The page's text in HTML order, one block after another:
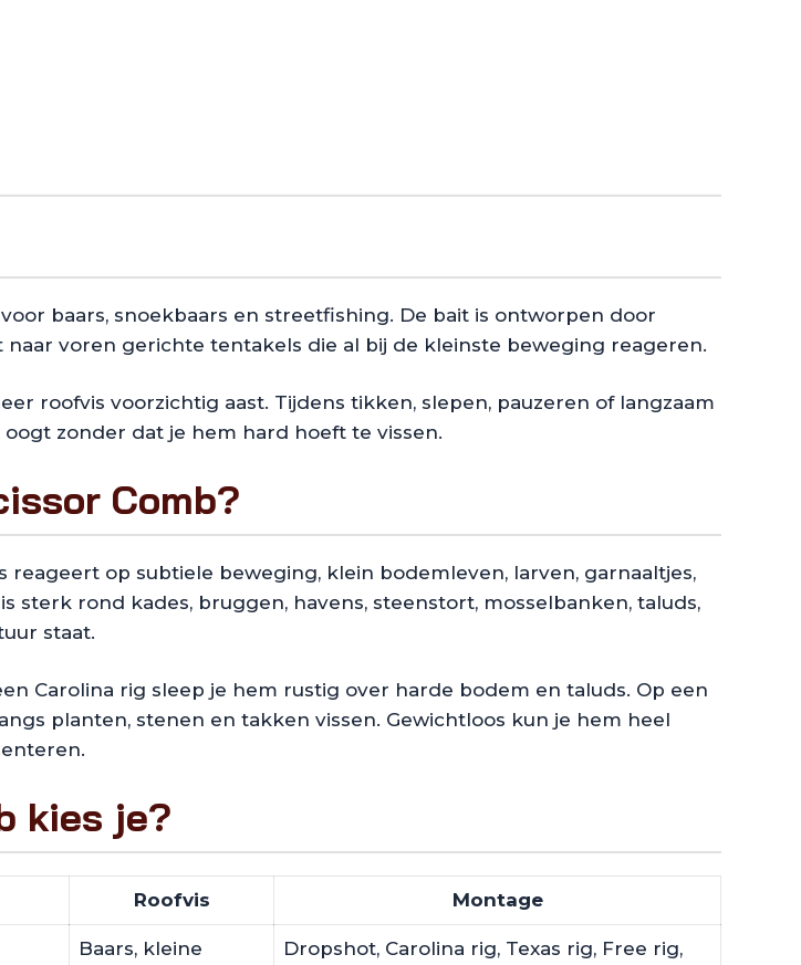
baars, snoekbaars en streetfishing. De bait is ontworpen door
voren gerichte tentakels die al bij de kleinste beweging reageren.
roofvis voorzichtig aast. Tijdens tikken, slepen, pauzeren of langzaam
zonder dat je hem hard hoeft te vissen.
Comb?
reageert op subtiele beweging, klein bodemleven, larven, garnaaltjes,
sterk rond kades, bruggen, havens, steenstort, mosselbanken, taluds,
staat.
Carolina rig sleep je hem rustig over harde bodem en taluds. Op een
planten, stenen en takken vissen. Gewichtloos kun je hem heel
kies je?
Roofvis Montage
Baars, kleine
Dropshot, Carolina rig, Texas rig, Free rig,